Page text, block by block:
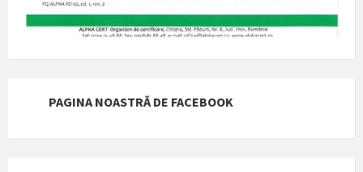
PAGINA NOASTRĂ DE FACEBOOK